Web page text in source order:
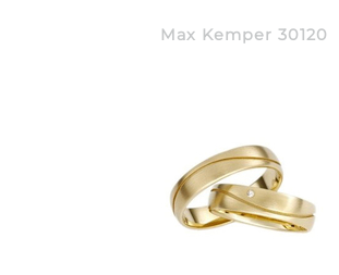
Max Kemper 30120